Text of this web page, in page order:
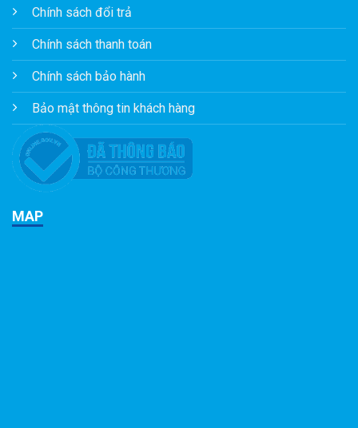
Chính sách đổi trả
Chính sách thanh toán
Chính sách bảo hành
Bảo mật thông tin khách hàng
MAP